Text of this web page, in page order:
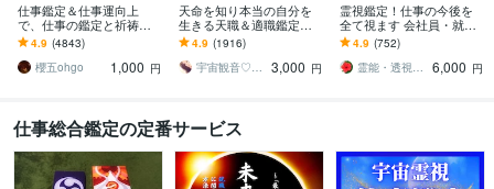
仕事鑑定＆仕事運向上
で、仕事の鑑定と祈祷を
します 霊視による仕事鑑
定と仕事運向上の祈祷セ
ット
4.9 (4843)
櫻五ohgo
1,000 円
天命を知り本当の自分を
生きる天職＆適職鑑定し
ます AIではない嘘偽りの
ないリアル動画で天命に
繋がる仕事をしよう
4.9 (1916)
宇宙観音♡白風結唯水
3,000 円
霊視鑑定！仕事の今後を
全て視ます 会社員・就職
前・パート・経営者・復
職・転職・起業・退職
4.9 (752)
霊能・透視者HAIBARA
6,000 円
仕事総合鑑定の定番サービス